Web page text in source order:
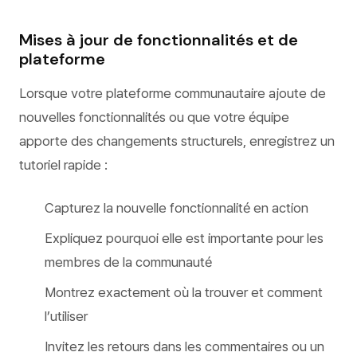
Mises à jour de fonctionnalités et de
plateforme
Lorsque votre plateforme communautaire ajoute de
nouvelles fonctionnalités ou que votre équipe
apporte des changements structurels, enregistrez un
tutoriel rapide :
Capturez la nouvelle fonctionnalité en action
Expliquez pourquoi elle est importante pour les
membres de la communauté
Montrez exactement où la trouver et comment
l’utiliser
Invitez les retours dans les commentaires ou un